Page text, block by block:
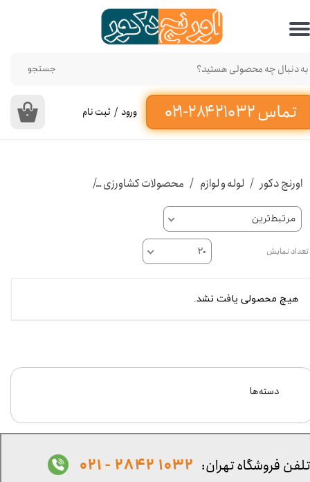
تماس ۳۲ ۲۱۰ ۲۸۴-۰۲۱‌
جستجو
۰ ورود / ثبت نام
حساب کاربری من
تغییر گذر واژه
سفارشات
خروج از حساب کاربری
دسته‌ها
اورنج دکور لوله و لوازم محصولات کشاورزی
مرتبط‌ترین
تعداد نمایش ۲۰
هیچ محصولی یافت نشد.
تلفن فروشگاه تهران: 1032 2842 - 021